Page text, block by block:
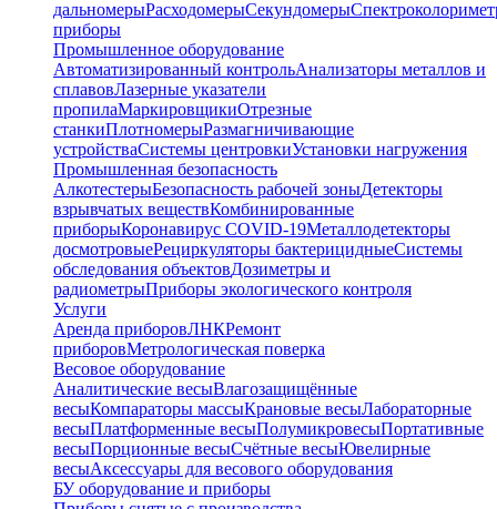
дальномерыРасходомерыСекундомеры
приборы
Промышленное оборудование
Автоматизированный контрольАнализаторы металлов и
сплавовЛазерные указатели
пропилаМаркировщикиОтрезные
станкиПлотномерыРазмагничивающие
устройстваСистемы центровкиУстановки нагружения
Промышленная безопасность
АлкотестерыБезопасность рабочей зоныДетекторы
взрывчатых веществКомбинированные
приборыКоронавирус COVID-19Металлодетекторы
досмотровыеРециркуляторы бактерицидныеСистемы
обследования объектовДозиметры и
радиометрыПриборы экологического контроля
Услуги
Аренда приборовЛНКРемонт
приборовМетрологическая поверка
Весовое оборудование
Аналитические весыВлагозащищённые
весыКомпараторы массыКрановые весыЛабораторные
весыПлатформенные весыПолумикровесыПортативные
весыПорционные весыСчётные весыЮвелирные
весыАксессуары для весового оборудования
БУ оборудование и приборы